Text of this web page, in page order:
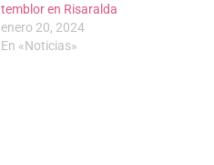
temblor en Risaralda
enero 20, 2024
En «Noticias»